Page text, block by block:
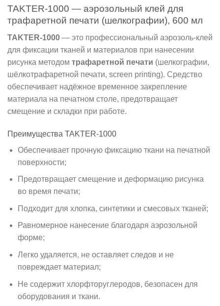
TAKTER-1000 — аэрозольный клей для
трафаретной печати (шелкографии), 600 мл
TAKTER-1000 — это профессиональный аэрозоль-клей
для фиксации тканей и материалов при нанесении
рисунка методом трафаретной печати (шелкографии,
шёлкотрафаретной печати, screen printing). Средство
обеспечивает надёжное временное закрепление
материала на печатном столе, предотвращает
смещение и складки при работе.
Преимущества TAKTER-1000
Обеспечивает прочную фиксацию ткани на печатной
поверхности;
Предотвращает смещение и деформацию рисунка
во время печати;
Подходит для хлопка, синтетики и смесовых тканей;
Равномерное нанесение благодаря аэрозольной
форме;
Легко удаляется, не оставляет следов и не
повреждает материал;
Не содержит хлорфторуглеродов, безопасен для
оборудования и ткани.